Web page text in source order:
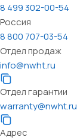
8 499 302-00-54
Россия
8 800 707-03-54
Отдел продаж
info@nwht.ru
Отдел гарантии
warranty@nwht.ru
Адрес